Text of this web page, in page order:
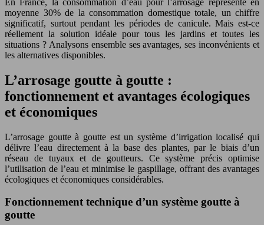
moyenne 30% de la consommation domestique totale, un chiffre
significatif, surtout pendant les périodes de canicule. Mais est-ce
réellement la solution idéale pour tous les jardins et toutes les
situations ? Analysons ensemble ses avantages, ses inconvénients et
les alternatives disponibles.
L’arrosage goutte à goutte :
fonctionnement et avantages écologiques
et économiques
L’arrosage goutte à goutte est un système d’irrigation localisé qui
délivre l’eau directement à la base des plantes, par le biais d’un
réseau de tuyaux et de goutteurs. Ce système précis optimise
l’utilisation de l’eau et minimise le gaspillage, offrant des avantages
écologiques et économiques considérables.
Fonctionnement technique d’un système goutte à
goutte